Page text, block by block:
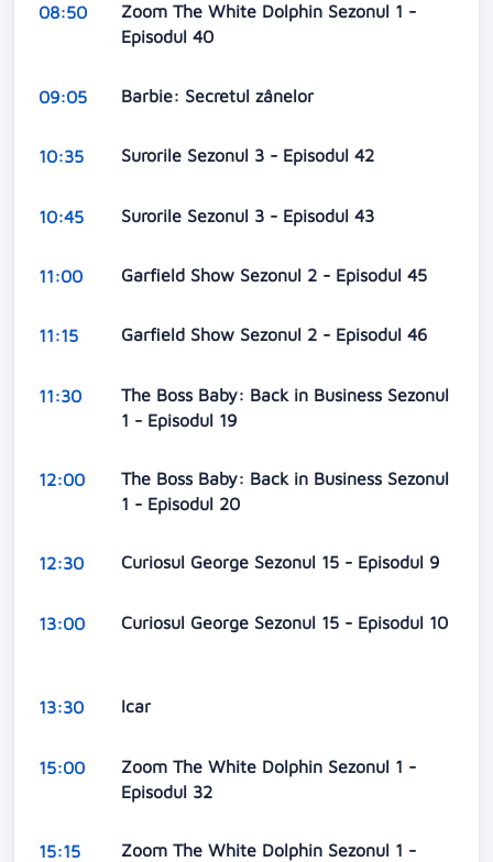
08:50
Zoom The White Dolphin Sezonul 1 -
Episodul 40
09:05 Barbie: Secretul zânelor
10:35 Surorile Sezonul 3 - Episodul 42
10:45 Surorile Sezonul 3 - Episodul 43
11:00 Garfield Show Sezonul 2 - Episodul 45
11:15 Garfield Show Sezonul 2 - Episodul 46
11:30
The Boss Baby: Back in Business Sezonul
1 - Episodul 19
12:00
The Boss Baby: Back in Business Sezonul
1 - Episodul 20
12:30 Curiosul George Sezonul 15 - Episodul 9
13:00 Curiosul George Sezonul 15 - Episodul 10
13:30 Icar
15:00
Zoom The White Dolphin Sezonul 1 -
Episodul 32
15:15
Zoom The White Dolphin Sezonul 1 -